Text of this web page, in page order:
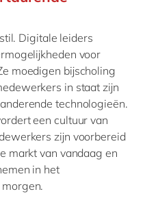
Digitale leiders
voor
moedigen bijscholing
in staat zijn
technologieën.
een cultuur van
zijn voorbereid
markt van vandaag en
in het